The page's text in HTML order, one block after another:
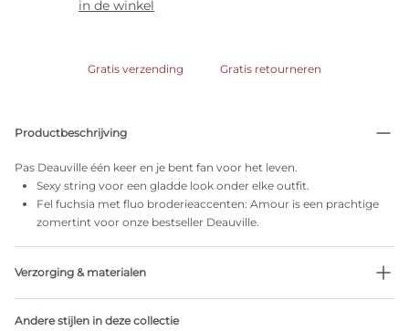
in de winkel
Gratis verzending Gratis retourneren
Productbeschrijving
Pas Deauville één keer en je bent fan voor het leven.
Sexy string voor een gladde look onder elke outfit.
Fel fuchsia met fluo broderieaccenten: Amour is een prachtige
zomertint voor onze bestseller Deauville.
Verzorging & materialen
Andere stijlen in deze collectie